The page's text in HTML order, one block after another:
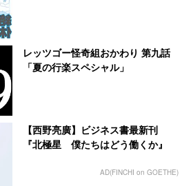
レッツゴー怪奇組おかわり 第九話
「夏の行楽スペシャル」
【西野亮廣】ビジネス書最新刊
『北極星 僕たちはどう働くか』
AD(FINCHI on GOETHE)